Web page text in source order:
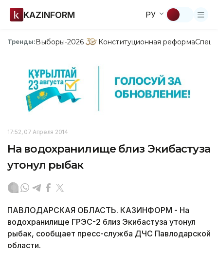
KAZINFORM РУ
Тренды:Выборы-2026 Конституционная реформа
17:52, 07 Апреля 2014
На водохранилище близ Экибастуза
утонул рыбак
ПАВЛОДАРСКАЯ ОБЛАСТЬ. КАЗИНФОРМ - На
водохранилище ГРЭС-2 близ Экибастуза утонул
рыбак, сообщает пресс-служба ДЧС Павлодарской
области.